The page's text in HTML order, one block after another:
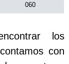
060
los
con